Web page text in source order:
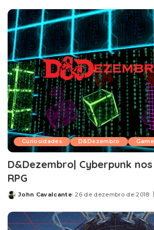
Curiosidades D&Dezembro
D&Dezembro| Cyberpunk
RPG
Posted
John Cavalcante 26 de dezembro de 2018